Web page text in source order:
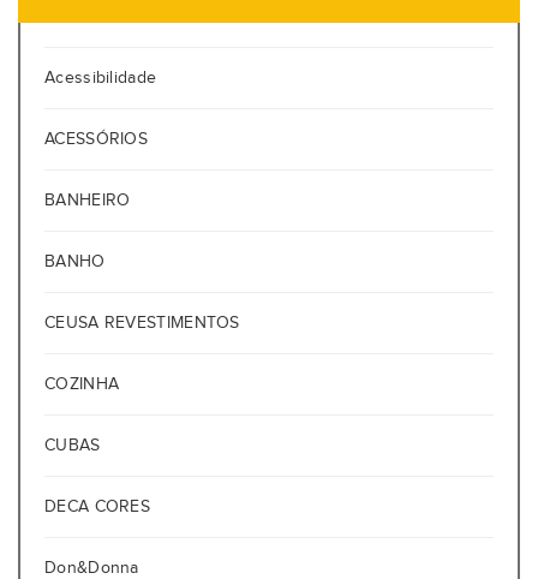
Acessibilidade
ACESSÓRIOS
BANHEIRO
BANHO
CEUSA REVESTIMENTOS
COZINHA
CUBAS
DECA CORES
Don&Donna